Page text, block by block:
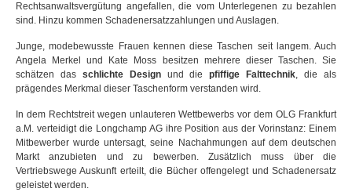
Rechtsanwaltsvergütung angefallen, die vom Unterlegenen zu bezahlen
sind. Hinzu kommen Schadenersatzzahlungen und Auslagen.
Junge, modebewusste Frauen kennen diese Taschen seit langem. Auch
Angela Merkel und Kate Moss besitzen mehrere dieser Taschen. Sie
schätzen das schlichte Designund diepfiffige Falttechnik, die als
prägendes Merkmal dieser Taschenform verstanden wird.
In dem Rechtstreit wegen unlauteren Wettbewerbs vor dem OLG Frankfurt
a.M. verteidigt die Longchamp AG ihre Position aus der Vorinstanz: Einem
Mitbewerber wurde untersagt, seine Nachahmungen auf dem deutschen
Markt anzubieten und zu bewerben. Zusätzlich muss über die
Vertriebswege Auskunft erteilt, die Bücher offengelegt und Schadenersatz
geleistet werden.